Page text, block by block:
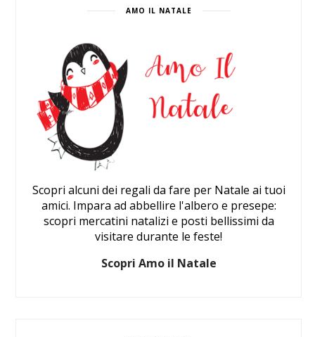
AMO IL NATALE
Scopri alcuni dei regali da fare per Natale ai tuoi
amici. Impara ad abbellire l'albero e presepe:
scopri mercatini natalizi e posti bellissimi da
visitare durante le feste!
Scopri Amo il Natale